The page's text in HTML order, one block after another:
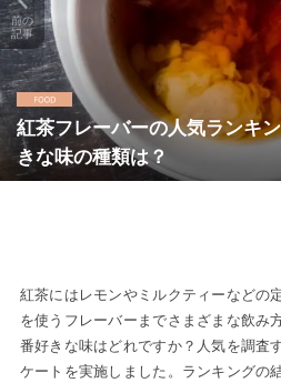
紅茶フレーバーの人気ランキ
きな味の種類は？
前の
記事
紅茶にはレモンやミルクティーなどの
を使うフレーバーまでさまざまな飲み
番好きな味はどれですか？人気を調査
ケートを実施しました。ランキングの